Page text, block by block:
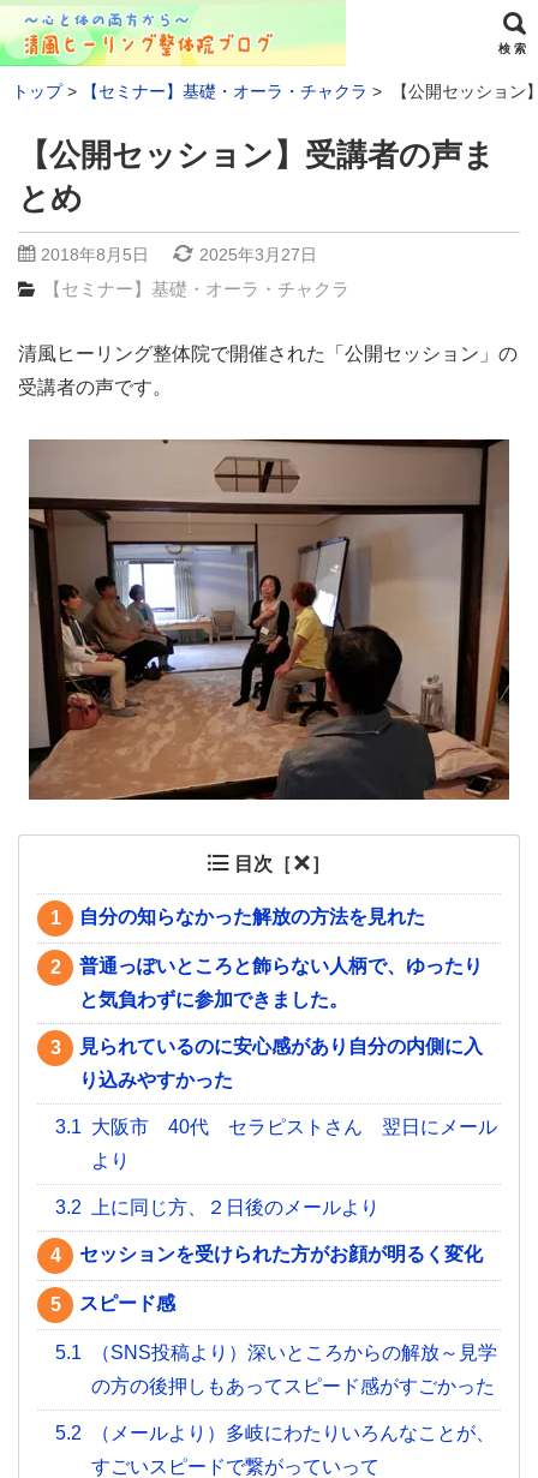
検 索
トップ 【セミナー】基礎・オーラ・チャクラ 【公開セッション
【公開セッション】受講者の声ま
とめ
2018年8月5日 2025年3月27日
【セミナー】基礎・オーラ・チャクラ
清風ヒーリング整体院で開催された「公開セッション」の
受講者の声です。
目次［ ］
1 自分の知らなかった解放の方法を見れた
2
普通っぽいところと飾らない人柄で、ゆったり
と気負わずに参加できました。
3
見られているのに安心感があり自分の内側に入
り込みやすかった
3.1 大阪市 40代 セラピストさん 翌日にメール
より
3.2 上に同じ方、２日後のメールより
4 セッションを受けられた方がお顔が明るく変化
5 スピード感
5.1
（SNS投稿より）深いところからの解放～見学
の方の後押しもあってスピード感がすごかった
5.2
（メールより）多岐にわたりいろんなことが、
すごいスピードで繋がっていって